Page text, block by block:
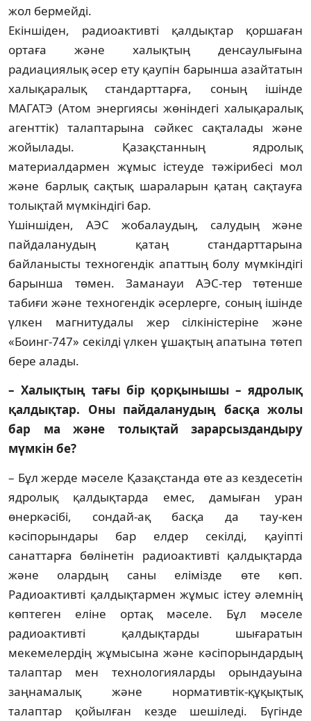
жол бермейді.
Екіншіден, радиоактивті қалдықтар қоршаған
ортаға және халықтың денсау­лығына
радиациялық әсер ету қаупін барын­ша азайтатын
халықаралық стан­дарттарға, соның ішінде
МАГАТЭ (Атом энер­гиясы жөніндегі халықаралық
агент­тік) талаптарына сәйкес сақталады және
жойы­лады. Қазақстанның ядролық
материалдармен жұмыс істеуде тәжірибесі мол
және барлық сақтық шараларын қатаң сақтауға
толықтай мүмкіндігі бар.
Үшіншіден, АЭС жобалаудың, салудың және
пайдаланудың қатаң стандарттарына
байланысты техногендік апаттың болу мүмкіндігі
барынша төмен. Заманауи АЭС-тер төтенше
табиғи және техногендік әсерлерге, соның ішінде
үлкен магнитудалы жер сілкіністеріне және
«Боинг-747» секілді үлкен ұшақтың апатына төтеп
бере алады.
– Халықтың тағы бір қорқынышы – ядролық
қалдықтар. Оны пайда­ланудың басқа жолы
бар ма және тол­ық­тай зарар­сыздандыру
мүмкін бе?
– Бұл жерде мәселе Қазақстанда өте аз кездесетін
ядролық қалдықтарда емес, дамыған уран
өнеркәсібі, сондай-ақ басқа да тау-кен
кәсіпорындары бар елдер секілді, қауіпті
санаттарға бөлінетін радиоак­тивті қалдықтарда
және олардың саны елімізде өте көп.
Радиоактивті қал­дықтармен жұмыс істеу әлемнің
көп­теген еліне ортақ мәселе. Бұл мәселе
радиоактивті қалдықтарды шығаратын
мекемелердің жұмысына және кәсіпорындардың
талаптар мен техно­логияларды орын­дауына
заңнамалық және нор­мативтік-құқықтық
талаптар қойылған кезде шешіледі. Бүгінде